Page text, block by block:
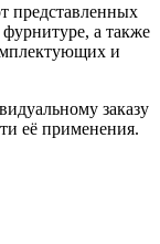
представленных
а также
и
заказу
её применения.